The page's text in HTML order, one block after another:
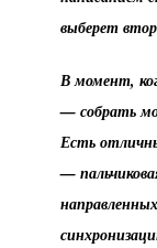
выберет
В момент,
— собрать
Есть
—